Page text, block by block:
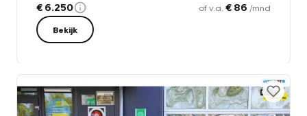
€ 6.250 of v.a. € 86 /mnd
Bekijk